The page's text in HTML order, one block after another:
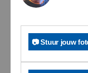
📷 Stuur jouw